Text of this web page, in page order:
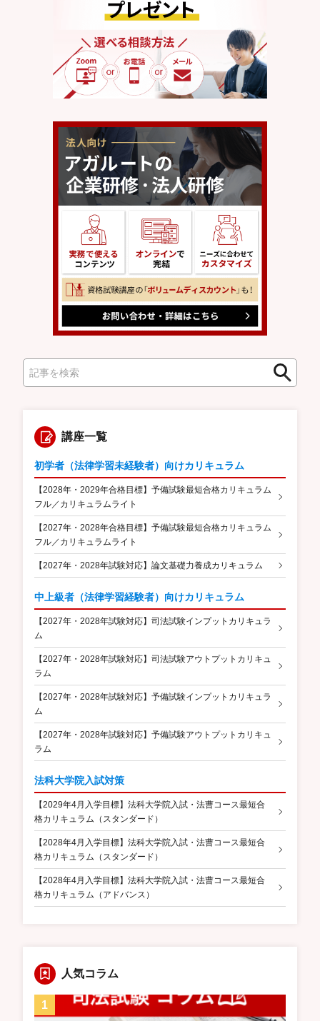
索
検
講座一覧
初学者（法律学習未経験者）向けカリキュラム
【2028年・2029年合格目標】予備試験最短合格カリキュラム
フル／カリキュラムライト
【2027年・2028年合格目標】予備試験最短合格カリキュラム
フル／カリキュラムライト
【2027年・2028年試験対応】論文基礎力養成カリキュラム
中上級者（法律学習経験者）向けカリキュラム
【2027年・2028年試験対応】司法試験インプットカリキュラ
ム
【2027年・2028年試験対応】司法試験アウトプットカリキュ
ラム
【2027年・2028年試験対応】予備試験インプットカリキュラ
ム
【2027年・2028年試験対応】予備試験アウトプットカリキュ
ラム
法科大学院入試対策
【2029年4月入学目標】法科大学院入試・法曹コース最短合
格カリキュラム（スタンダード）
【2028年4月入学目標】法科大学院入試・法曹コース最短合
格カリキュラム（スタンダード）
【2028年4月入学目標】法科大学院入試・法曹コース最短合
格カリキュラム（アドバンス）
人気コラム